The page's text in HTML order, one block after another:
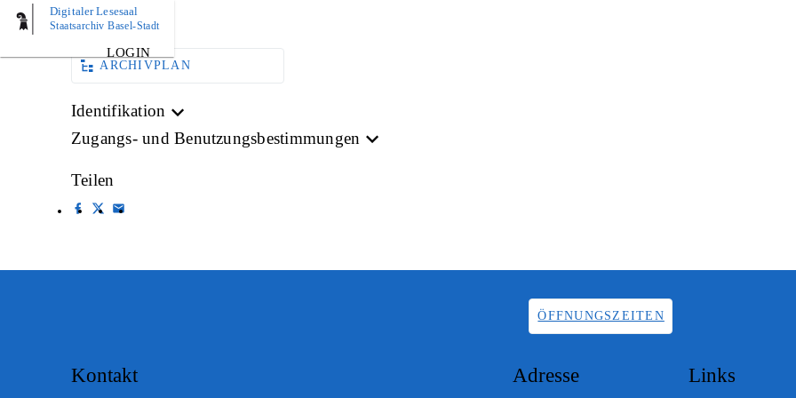
Digitaler Lesesaal
Staatsarchiv Basel-Stadt
LOGIN
AKTE
ARCHIVPLAN
Identifikation
Zugangs- und Benutzungsbestimmungen
Teilen
ÖFFNUNGSZEITEN
Kontakt Adresse Links